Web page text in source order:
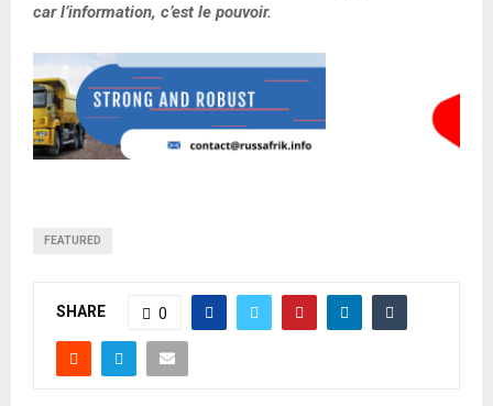
car l’information, c’est le pouvoir.
FEATURED
SHARE 0